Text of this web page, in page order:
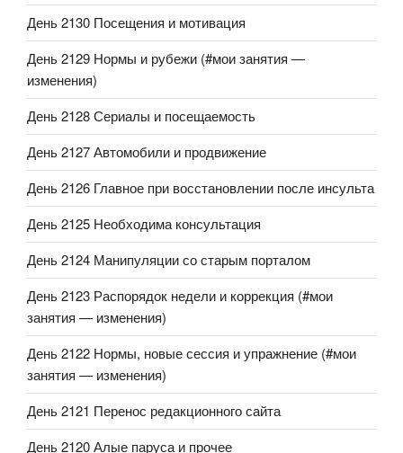
День 2130 Посещения и мотивация
День 2129 Нормы и рубежи (#мои занятия —
изменения)
День 2128 Сериалы и посещаемость
День 2127 Автомобили и продвижение
День 2126 Главное при восстановлении после инсульта
День 2125 Необходима консультация
День 2124 Манипуляции со старым порталом
День 2123 Распорядок недели и коррекция (#мои
занятия — изменения)
День 2122 Нормы, новые сессия и упражнение (#мои
занятия — изменения)
День 2121 Перенос редакционного сайта
День 2120 Алые паруса и прочее